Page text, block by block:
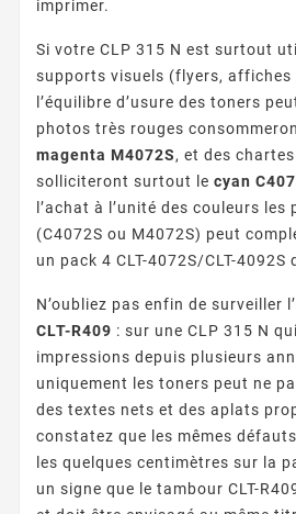
imprimer.
Si votre CLP 315 N est surtout
supports visuels (flyers, affiches
l’équilibre d’usure des toners
photos très rouges
magenta M4072S, et des
solliciteront surtout le cyan
l’achat à l’unité des couleurs les
(C4072S ou M4072S) peut
un pack 4 CLT-4072S/CLT-4092S
N’oubliez pas enfin de surveiller
CLT-R409 : sur une CLP 315 N
impressions depuis plusieurs
uniquement les toners peut ne
des textes nets et des aplats
constatez que les mêmes
les quelques centimètres sur la
un signe que le tambour CLT-